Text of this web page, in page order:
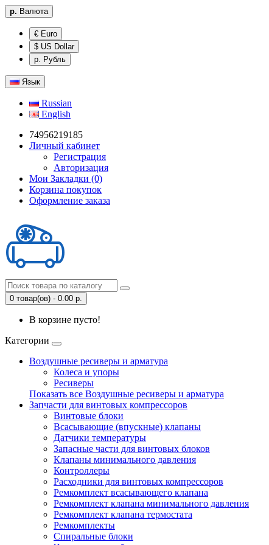
р. Валюта
€ Euro
$ US Dollar
р. Рубль
Язык
Russian
English
74956219185
Личный кабинет
Регистрация
Авторизация
Мои Закладки (0)
Корзина покупок
Оформление заказа
0 товар(ов) - 0.00 р.
В корзине пусто!
Категории
Воздушные ресиверы и арматура
Колеса и упоры
Ресиверы
Показать все Воздушные ресиверы и арматура
Запчасти для винтовых компрессоров
Винтовые блоки
Всасывающие (впускные) клапаны
Датчики температуры
Запасные части для винтовых блоков
Клапаны минимального давления
Контроллеры
Расходники для винтовых компрессоров
Ремкомплект всасывающего клапана
Ремкомплект клапана минимального давления
Ремкомплект клапана термостата
Ремкомплекты
Спиральные блоки